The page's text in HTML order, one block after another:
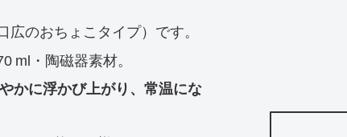
のおちょこタイプ）です。
ml・陶磁器素材。
かに浮かび上がり、常温にな